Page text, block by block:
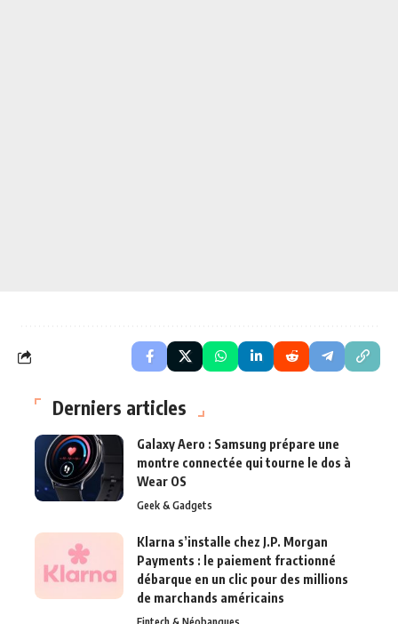
Derniers articles
Galaxy Aero : Samsung prépare une
montre connectée qui tourne le dos à
Wear OS
Geek & Gadgets
Klarna s’installe chez J.P. Morgan
Payments : le paiement fractionné
débarque en un clic pour des millions
de marchands américains